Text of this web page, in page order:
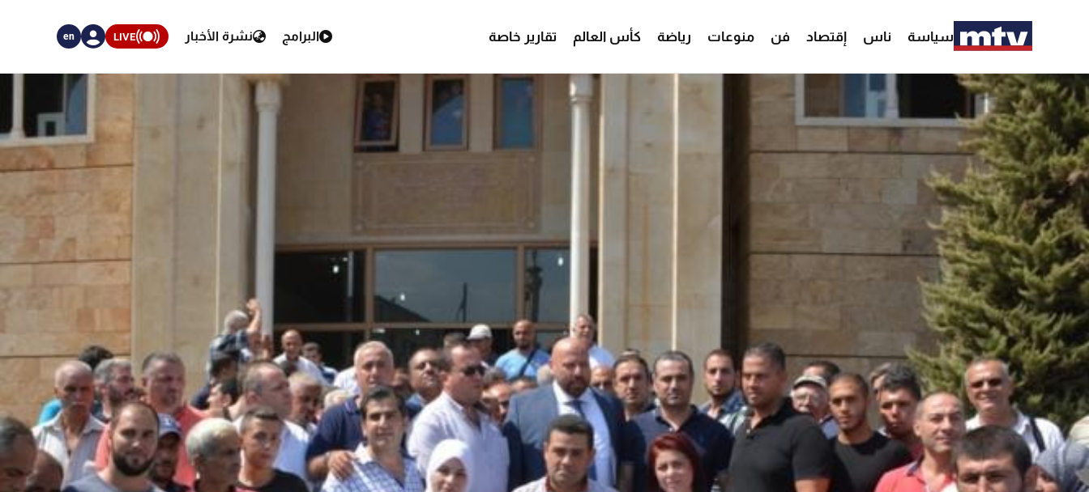
سياسة ناس إقتصاد فن منوعات رياضة كأس العالم تقارير خاصة البرامج نشرة الأخبار LIVE
en